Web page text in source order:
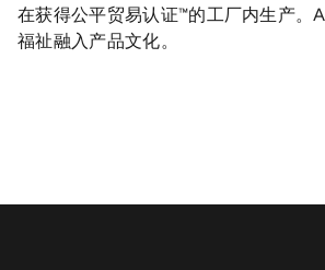
在获得公平贸易认证™的工厂内生产。
福祉融入产品文化。